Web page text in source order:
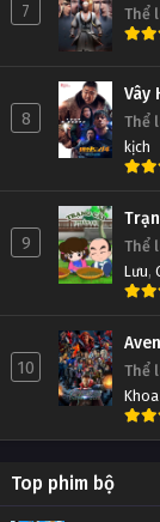
7 Thể
8
Vây
Thể
kịch
9 Thể
Lưu,
10 Thể
Top phim bộ